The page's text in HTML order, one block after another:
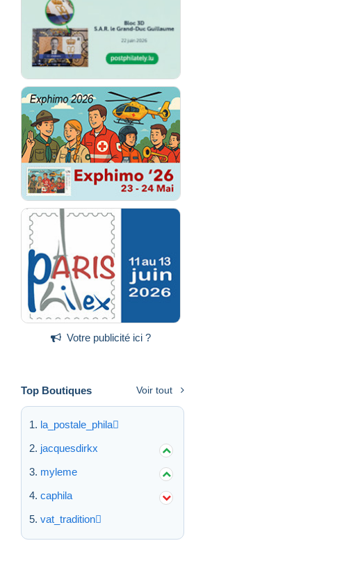
Votre publicité ici ?
Top Boutiques Voir tout
la_postale_phila
jacquesdirkx
myleme
caphila
vat_tradition